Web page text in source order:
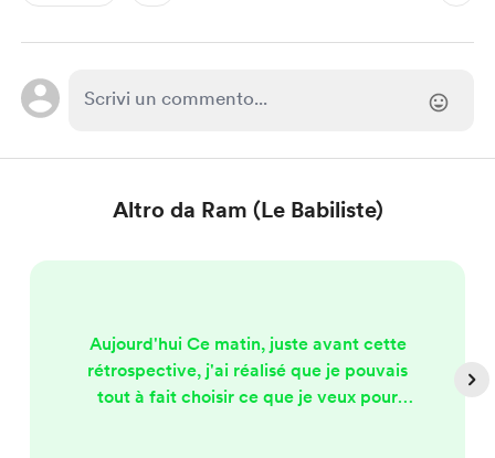
Altro da Ram (Le Babiliste)
Aujourd'hui Ce matin, juste avant cette
rétrospective, j'ai réalisé que je pouvais
tout à fait choisir ce que je veux pour